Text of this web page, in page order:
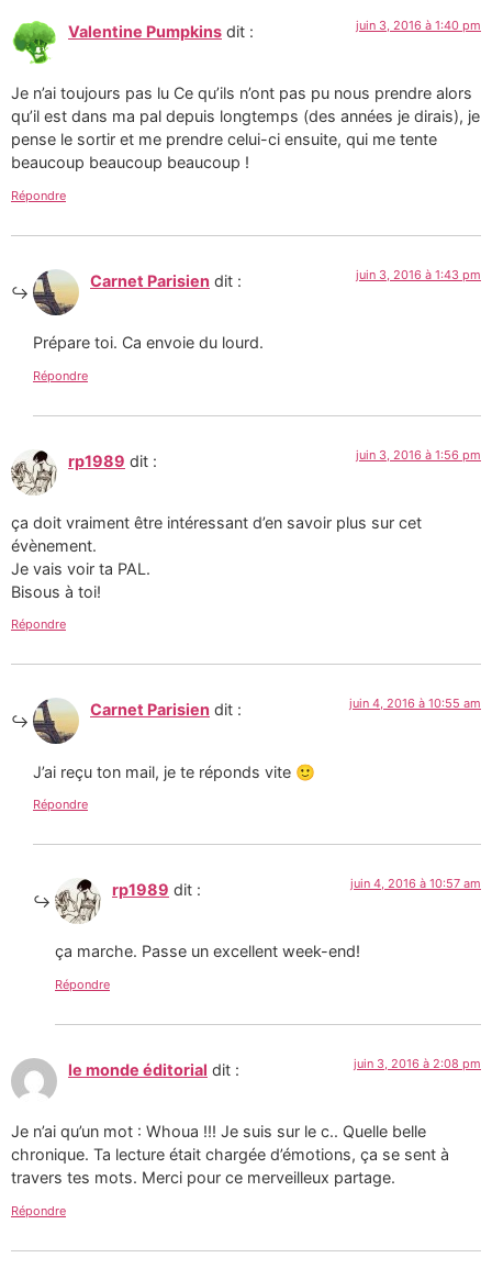
Valentine Pumpkins dit : juin 3, 2016 à 1:40 pm
Je n’ai toujours pas lu Ce qu’ils n’ont pas pu nous prendre alors
qu’il est dans ma pal depuis longtemps (des années je dirais), je
pense le sortir et me prendre celui-ci ensuite, qui me tente
beaucoup beaucoup beaucoup !
Répondre
Carnet Parisien dit : juin 3, 2016 à 1:43 pm
Prépare toi. Ca envoie du lourd.
Répondre
rp1989 dit : juin 3, 2016 à 1:56 pm
ça doit vraiment être intéressant d’en savoir plus sur cet
évènement.
Je vais voir ta PAL.
Bisous à toi!
Répondre
Carnet Parisien dit : juin 4, 2016 à 10:55 am
J’ai reçu ton mail, je te réponds vite 🙂
Répondre
rp1989 dit : juin 4, 2016 à 10:57 am
ça marche. Passe un excellent week-end!
Répondre
le monde éditorial dit : juin 3, 2016 à 2:08 pm
Je n’ai qu’un mot : Whoua !!! Je suis sur le c.. Quelle belle
chronique. Ta lecture était chargée d’émotions, ça se sent à
travers tes mots. Merci pour ce merveilleux partage.
Répondre